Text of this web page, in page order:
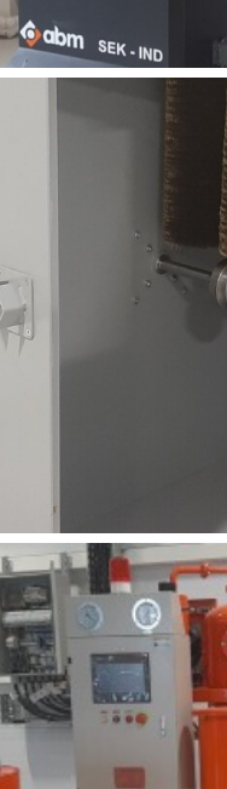
(обязательные)